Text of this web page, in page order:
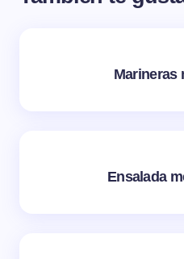
Marineras
Ensalada